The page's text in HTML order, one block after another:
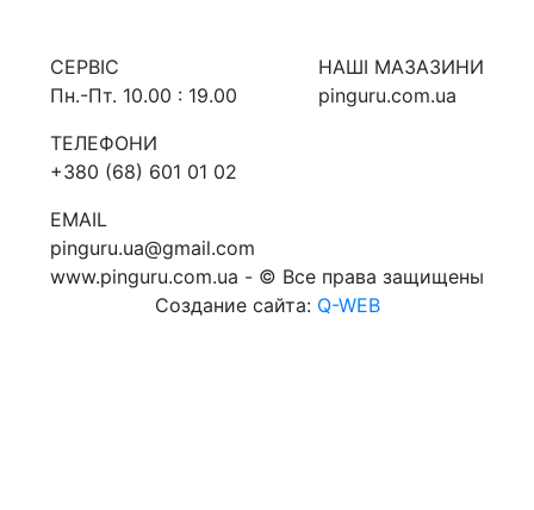
СЕРВIС
Пн.-Пт. 10.00 : 19.00
ТЕЛЕФОНИ
+380 (68) 601 01 02
EMAIL
pinguru.ua@gmail.com
НАШI МАЗАЗИНИ
pinguru.com.ua
www.pinguru.com.ua - © Все права защищены
Создание сайта: Q-WEB